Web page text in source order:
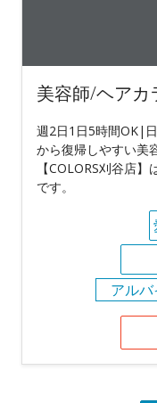
美容師/ヘアカ
週2日1日5時間OK|
から復帰しやすい美
【COLORS刈谷店
です。
アルバ